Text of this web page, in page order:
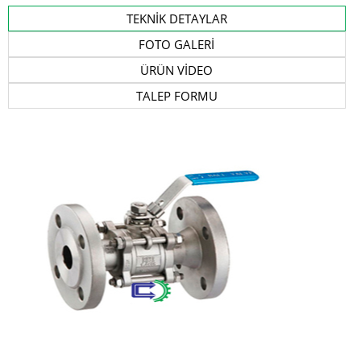
TEKNİK DETAYLAR
FOTO GALERİ
ÜRÜN VİDEO
TALEP FORMU